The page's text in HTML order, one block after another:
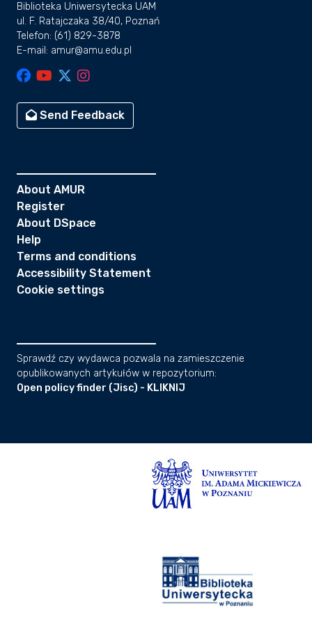
Biblioteka Uniwersytecka UAM
ul. F. Ratajczaka 38/40, Poznań
Telefon: (61) 829-3878
E-mail: amur@amu.edu.pl
Send Feedback
About AMUR
Register
About DSpace
Help
Terms and conditions
Accessibility Statement
Cookie settings
Sprawdź czy wydawca pozwala na zamieszczenie
opublikowanych artykułów w repozytorium:
Open policy finder (Jisc) - KLIKNIJ